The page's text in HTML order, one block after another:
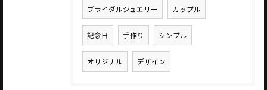
ブライダルジュエリー カップル
記念日 手作り シンプル
オリジナル デザイン